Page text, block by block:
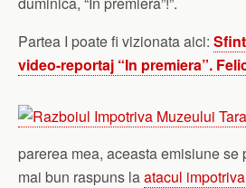
Partea I poate fi vizionata aici:
video-reportaj “In premiera”.
parerea mea, aceasta emisiune se
mai bun raspuns laatacul